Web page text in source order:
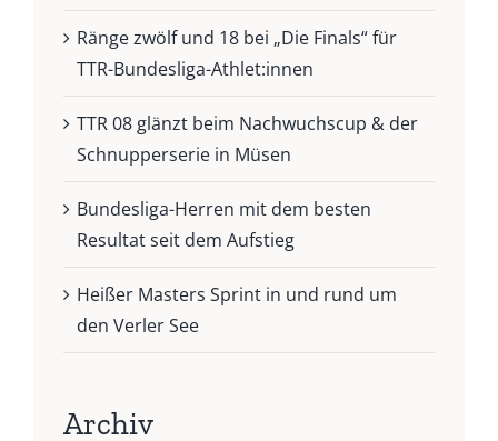
Ränge zwölf und 18 bei „Die Finals“ für
TTR-Bundesliga-Athlet:innen
TTR 08 glänzt beim Nachwuchscup & der
Schnupperserie in Müsen
Bundesliga-Herren mit dem besten
Resultat seit dem Aufstieg
Heißer Masters Sprint in und rund um
den Verler See
Archiv